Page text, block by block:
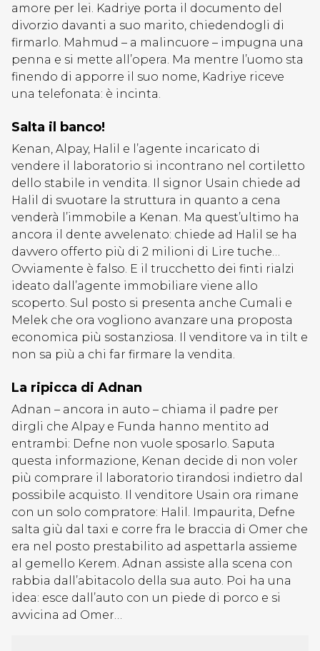
amore per lei. Kadriye porta il documento del
divorzio davanti a suo marito, chiedendogli di
firmarlo. Mahmud – a malincuore – impugna una
penna e si mette all’opera. Ma mentre l’uomo sta
finendo di apporre il suo nome, Kadriye riceve
una telefonata: è incinta.
Salta il banco!
Kenan, Alpay, Halil e l’agente incaricato di
vendere il laboratorio si incontrano nel cortiletto
dello stabile in vendita. Il signor Usain chiede ad
Halil di svuotare la struttura in quanto a cena
venderà l’immobile a Kenan. Ma quest’ultimo ha
ancora il dente avvelenato: chiede ad Halil se ha
davvero offerto più di 2 milioni di Lire tuche…
Ovviamente è falso. E il trucchetto dei finti rialzi
ideato dall’agente immobiliare viene allo
scoperto. Sul posto si presenta anche Cumali e
Melek che ora vogliono avanzare una proposta
economica più sostanziosa. Il venditore va in tilt e
non sa più a chi far firmare la vendita.
La ripicca di Adnan
Adnan – ancora in auto – chiama il padre per
dirgli che Alpay e Funda hanno mentito ad
entrambi: Defne non vuole sposarlo. Saputa
questa informazione, Kenan decide di non voler
più comprare il laboratorio tirandosi indietro dal
possibile acquisto. Il venditore Usain ora rimane
con un solo compratore: Halil. Impaurita, Defne
salta giù dal taxi e corre fra le braccia di Omer che
era nel posto prestabilito ad aspettarla assieme
al gemello Kerem. Adnan assiste alla scena con
rabbia dall’abitacolo della sua auto. Poi ha una
idea: esce dall’auto con un piede di porco e si
avvicina ad Omer…